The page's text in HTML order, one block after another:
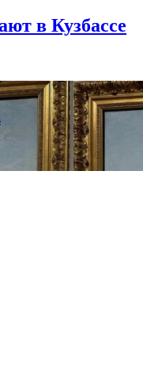
в Кузбассе